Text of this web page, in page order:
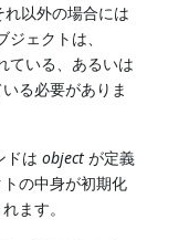
以外の場合には
ェクトは、
ている、あるいは
る必要がありま
ドはobject が定義
の中身が初期化
ます。